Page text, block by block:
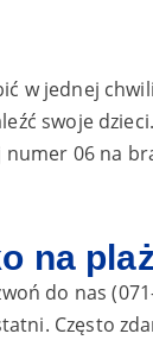
w jednej
swoje
06 na
na
do nas
Często